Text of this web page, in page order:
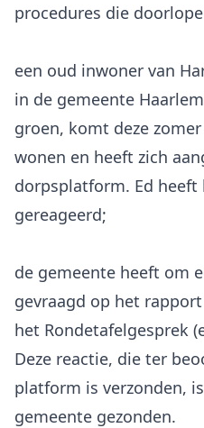
procedures die
een oud inwoner van
in de gemeente
groen, komt deze
wonen en heeft zich
dorpsplatform. Ed
gereageerd;
de gemeente heeft om
gevraagd op het
het Rondetafelgesprek
Deze reactie, die ter
platform is verzonden,
gemeente gezonden.